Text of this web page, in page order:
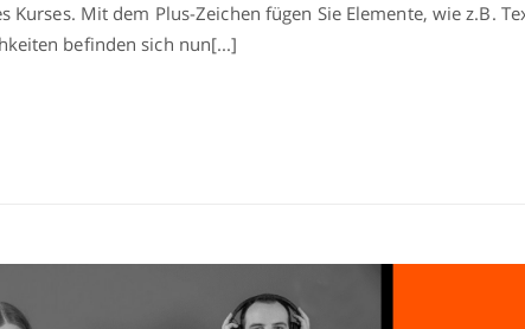
Kurses. Mit dem Plus-Zeichen fügen Sie Elemente, wie z.B.
befinden sich nun[...]